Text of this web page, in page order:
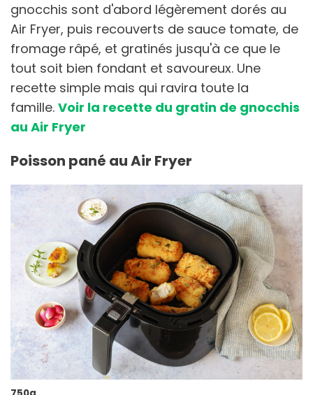
gnocchis sont d'abord légèrement dorés au
Air Fryer, puis recouverts de sauce tomate, de
fromage râpé, et gratinés jusqu'à ce que le
tout soit bien fondant et savoureux. Une
recette simple mais qui ravira toute la
famille. Voir la recette du gratin de gnocchis
au Air Fryer
Poisson pané au Air Fryer